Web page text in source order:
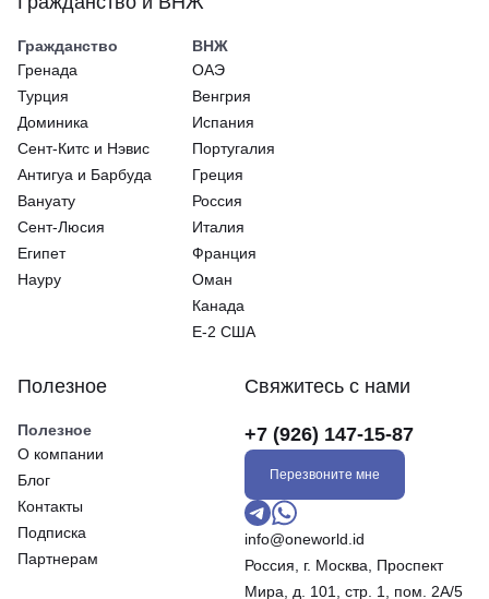
Гражданство
Гренада
Турция
Доминика
Сeнт-Китс и Нэвис
Антигуа и Барбуда
Вануату
Сент-Люсия
Египет
Науру
ВНЖ
ОАЭ
Венгрия
Испания
Португалия
Греция
Россия
Италия
Франция
Оман
Канада
E-2 США
Полезное
Полезное
О компании
Блог
Контакты
Подписка
Партнерам
Свяжитесь с нами
+7 (926) 147-15-87
Перезвоните мне
info@oneworld.id
Россия, г. Москва, Проспект
Мира, д. 101, стр. 1, пом. 2А/5